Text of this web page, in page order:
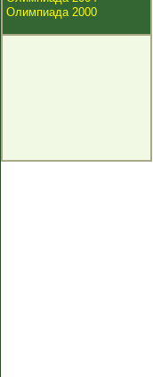
Олимпиада 2000